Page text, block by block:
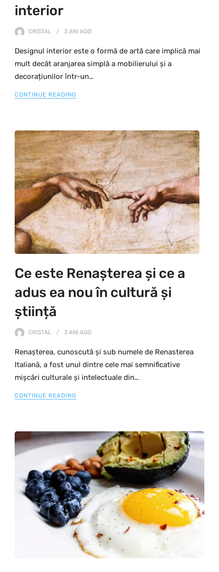
interior
CRISTAL 3 ANI AGO
Designul interior este o formă de artă care implică mai
mult decât aranjarea simplă a mobilierului și a
decorațiunilor într-un…
CONTINUE READING
Ce este Renașterea și ce a
adus ea nou în cultură și
știință
CRISTAL 3 ANI AGO
Renașterea, cunoscută și sub numele de Renasterea
Italiană, a fost unul dintre cele mai semnificative
mișcări culturale și intelectuale din…
CONTINUE READING